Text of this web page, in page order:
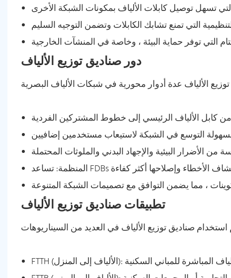
دور صناديق توزيع الألياف
تطبيقات صناديق توزيع الألياف